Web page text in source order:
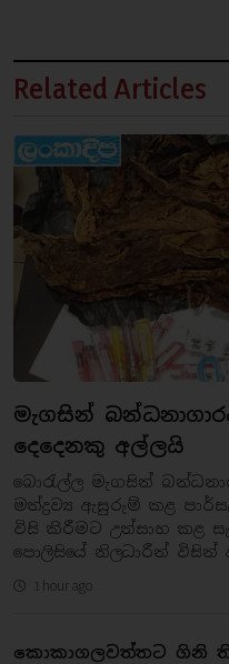
Related Articles
මැගසින්
දෙදෙනකු අල්ලයි
බොරැල්ල මැගසින්
මත්ද්‍රව්‍ය ඇසුරුම් කළ
විසි කිරීමට උත්සාහ කළ
පොලිසියේ නිලධාරීන් විසින්
1 hour ago
කොකාගලවත්තට ගිනි